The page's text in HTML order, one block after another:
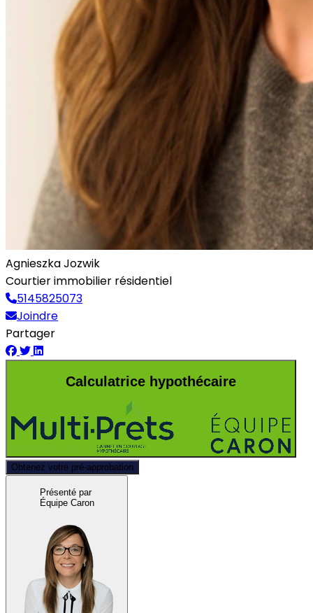
Agnieszka Jozwik
Courtier immobilier résidentiel
5145825073
Joindre
Partager
Calculatrice hypothécaire
Obtenez votre pré-approbation
Présenté par
Équipe Caron